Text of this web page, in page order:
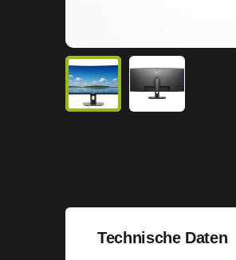
Technische Daten